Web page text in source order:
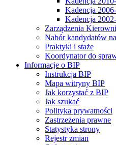
Kadencja
Kadencja
Zarządzenia
Nabór kandydatów
Praktyki i staże
Koordynator do
Informacje o BIP
Instrukcja BIP
Mapa witryny BIP
Jak korzystać z BIP
Jak szukać
Polityka prywatności
Zastrzeżenia prawne
Statystyka strony
Rejestr zmian